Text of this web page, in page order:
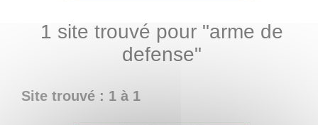
1 site trouvé pour "arme de
defense"
Site trouvé : 1 à 1